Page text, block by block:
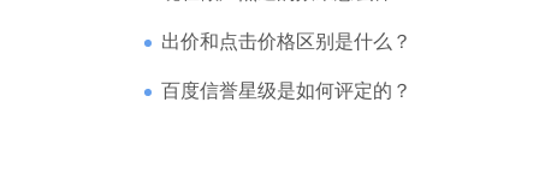
出价和点击价格区别是什么？
百度信誉星级是如何评定的？